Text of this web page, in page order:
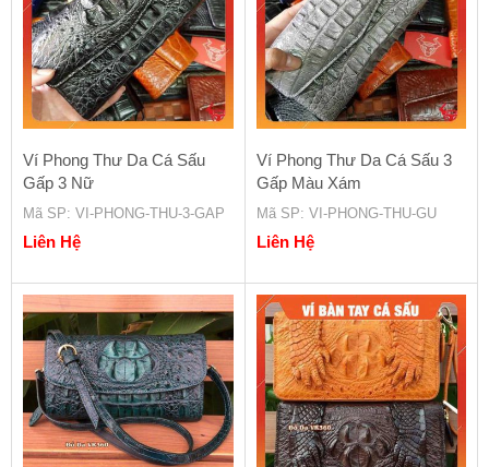
Ví Phong Thư Da Cá Sấu
Gấp 3 Nữ
Mã SP: VI-PHONG-THU-3-GAP
Liên Hệ
Ví Phong Thư Da Cá Sấu 3
Gấp Màu Xám
Mã SP: VI-PHONG-THU-GU
Liên Hệ